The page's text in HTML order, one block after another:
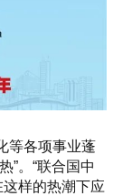
等各项事业蓬
”。“联合国中
样的热潮下应